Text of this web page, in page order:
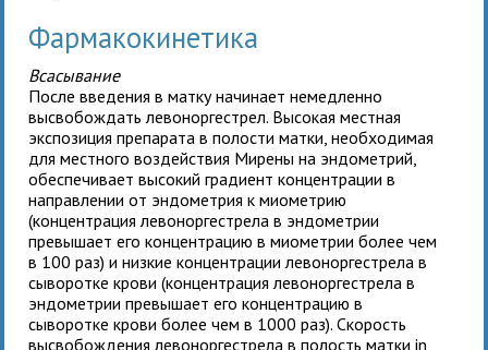
Фармакокинетика
Всасывание
После введения в маткуначинает немедленно
высвобождать левоноргестрел. Высокая местная
экспозиция препарата в полости матки, необходимая
для местного воздействия Мирены на эндометрий,
обеспечивает высокий градиент концентрации в
направлении от эндометрия к миометрию
(концентрация левоноргестрела в эндометрии
превышает его концентрацию в миометрии более чем
в 100 раз) и низкие концентрации левоноргестрела в
сыворотке крови (концентрация левоноргестрела в
эндометрии превышает его концентрацию в
сыворотке крови более чем в 1000 раз). Скорость
высвобождения левоноргестрела в полость матки in